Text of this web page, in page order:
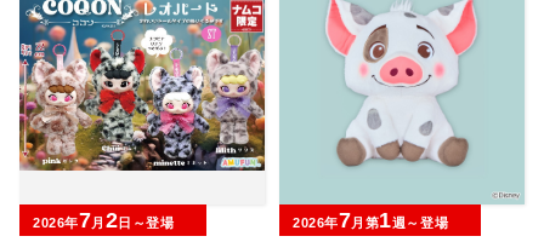
2026年7月 2 日～登場 2026年7月第1週～登場